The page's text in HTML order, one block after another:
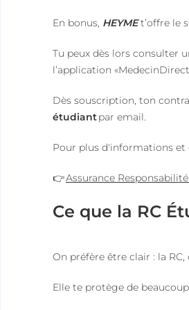
En bonus, HEYMEt’offre le
Tu peux dès lors consulter
l’application
Dès souscription, ton
étudiantpar email.
Pour plus d'informations et
👉Assurance
Ce que la RC
On préfère être clair : la
Elle te protège de
lccid
__cf_bm
li_gc